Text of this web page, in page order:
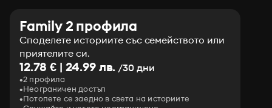
Family 2 профила
Споделете историите със семейството или
приятелите си.
12.78 € | 24.99 лв. /30 дни
2 профила
Неограничен достъп
Потопете се заедно в света на историите